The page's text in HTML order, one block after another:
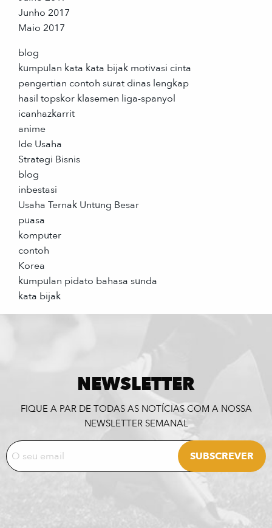
Junho 2017
Maio 2017
blog
kumpulan kata kata bijak motivasi cinta
pengertian contoh surat dinas lengkap
hasil topskor klasemen liga-spanyol
icanhazkarrit
anime
Ide Usaha
Strategi Bisnis
blog
inbestasi
Usaha Ternak Untung Besar
puasa
komputer
contoh
Korea
kumpulan pidato bahasa sunda
kata bijak
NEWSLETTER
FIQUE A PAR DE TODAS AS NOTÍCIAS COM A NOSSA
NEWSLETTER SEMANAL